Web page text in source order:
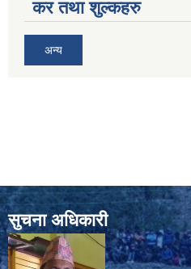
कर तथा शुल्कहरु
अन्य
सुचना अधिकारी